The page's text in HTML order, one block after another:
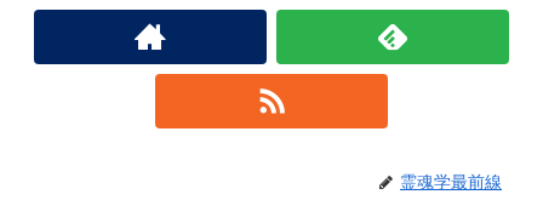
霊魂学最前線